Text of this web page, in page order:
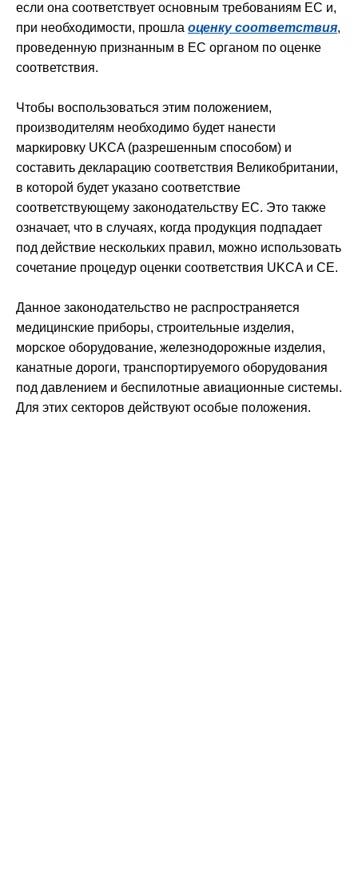
если она соответствует основным требованиям ЕС и,
при необходимости, прошла оценку соответствия,
проведенную признанным в ЕС органом по оценке
соответствия.
Чтобы воспользоваться этим положением,
производителям необходимо будет нанести
маркировку UKCA (разрешенным способом) и
составить декларацию соответствия Великобритании,
в которой будет указано соответствие
соответствующему законодательству ЕС. Это также
означает, что в случаях, когда продукция подпадает
под действие нескольких правил, можно использовать
сочетание процедур оценки соответствия UKCA и CE.
Данное законодательство не распространяется
медицинские приборы, строительные изделия,
морское оборудование, железнодорожные изделия,
канатные дороги, транспортируемого оборудования
под давлением и беспилотные авиационные системы.
Для этих секторов действуют особые положения.